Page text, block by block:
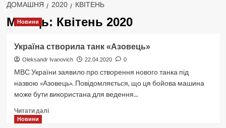
ДОМАШНЯ 2020 КВІТЕНЬ
Місяць: Квітень 2020
Новини
Україна створила танк «Азовець»
Oleksandr Ivanovich 22.04.2020 0
МВС України заявило про створення нового танка під
назвою «Азовець». Повідомляється, що ця бойова машина
може бути використана для ведення...
Читати даліДокладніше
Новини